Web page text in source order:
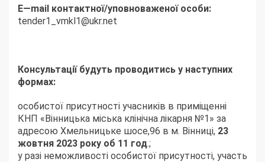
E—mail контактної/уповноваженої особи:
tender1_vmkl1@ukr.net
Консультації будуть проводитись у наступних
формах:
особистої присутності учасників в приміщенні
КНП «Вінницька міська клінічна лікарня №1» за
адресою Хмельницьке шосе,96 в м. Вінниці, 23
жовтня 2023 року об 11 год.;
у разі неможливості особистої присутності, участь